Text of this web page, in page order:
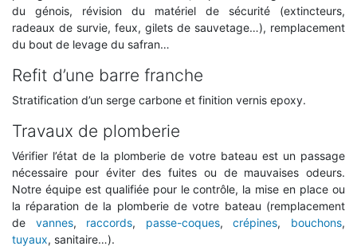
du génois, révision du matériel de sécurité (extincteurs,
radeaux de survie, feux, gilets de sauvetage…), remplacement
du bout de levage du safran…
Refit d’une barre franche
Stratification d’un serge carbone et finition vernis epoxy.
Travaux de plomberie
Vérifier l’état de la plomberie de votre bateau est un passage
nécessaire pour éviter des fuites ou de mauvaises odeurs.
Notre équipe est qualifiée pour le contrôle, la mise en place ou
la réparation de la plomberie de votre bateau (remplacement
de vannes, raccords, passe-coques,crépines, bouchons,
tuyaux, sanitaire…).